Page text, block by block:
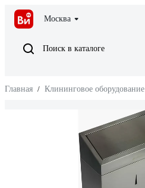
Москва
Поиск в каталоге
Главная / Клининговое оборудование